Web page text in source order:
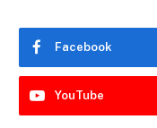
Facebook
YouTube